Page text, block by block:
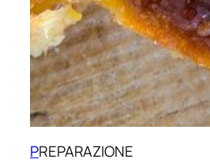
PREPARAZIONE